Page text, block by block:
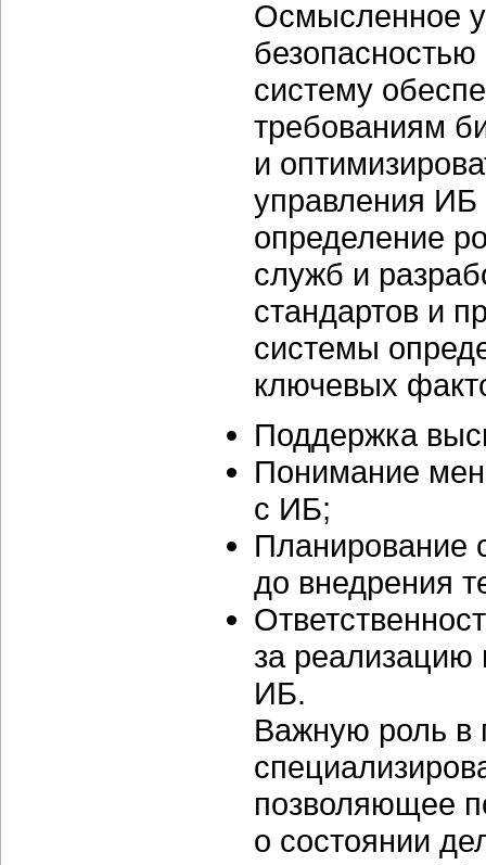
Осмысленное
безопасностью
систему
требованиям
и
управления ИБ
определение
служб и
стандартов и
системы
ключевых
Поддержка
Понимание
с ИБ;
Планирование
до внедрения
за реализацию
ИБ.
Важную роль в
позволяющее
о состоянии